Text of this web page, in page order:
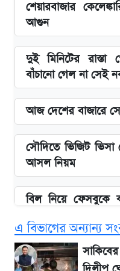
শেয়ারবাজার
আগুন
দুই মিনিটের
বাঁচানো গেল না সেই
আজ দেশের বাজারে
সৌদিতে ভিজিট ভিসা
আসল নিয়ম
বিল নিয়ে
আগামী ৪ দিনের
এ বিভাগের অন্যান্য